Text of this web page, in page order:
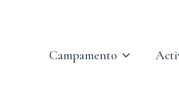
Campamento